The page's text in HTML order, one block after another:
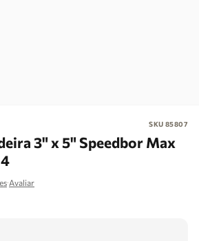
SKU 85807
3" x 5" Speedbor Max
·Avaliar